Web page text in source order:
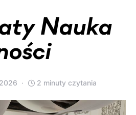
Nauka
2 minuty czytania